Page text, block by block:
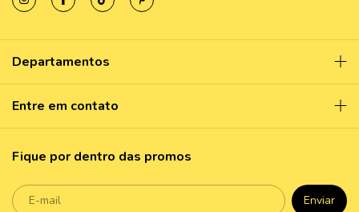
Departamentos
Entre em contato
Fique por dentro das promos